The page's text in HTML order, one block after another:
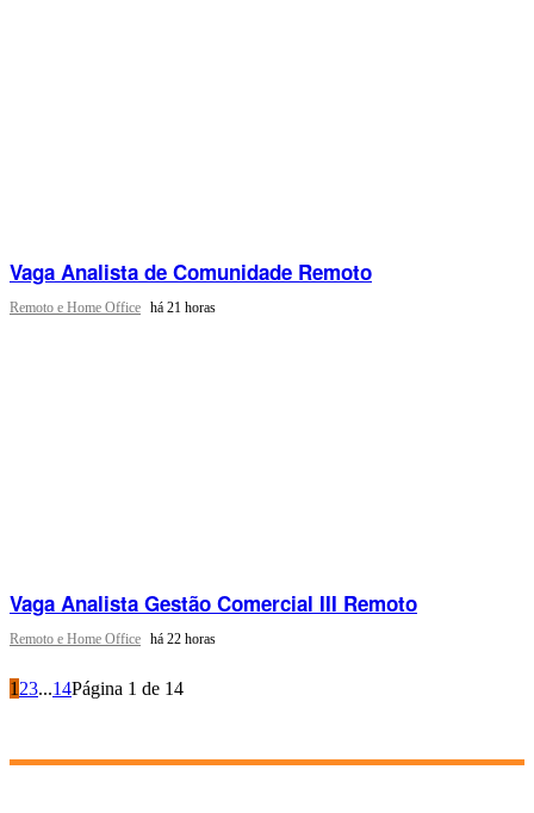
Vaga Analista de Comunidade Remoto
Remoto e Home Office há 21 horas
Vaga Analista Gestão Comercial III Remoto
Remoto e Home Office há 22 horas
1 23...14Página 1 de 14